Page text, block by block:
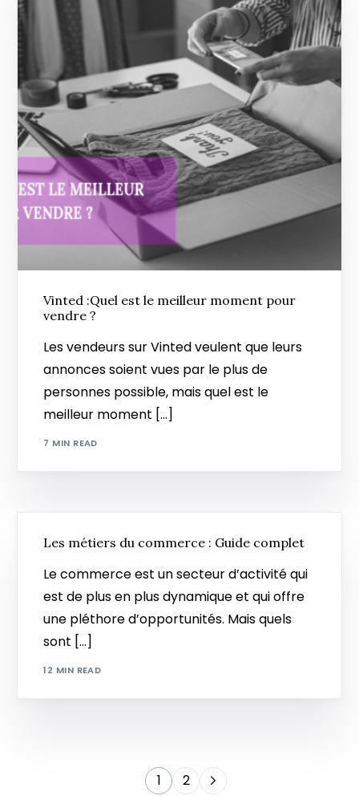
Vinted :Quel est le meilleur moment pour
vendre ?
Les vendeurs sur Vinted veulent que leurs
annonces soient vues par le plus de
personnes possible, mais quel est le
meilleur moment […]
7 MIN READ
Les métiers du commerce : Guide complet
Le commerce est un secteur d’activité qui
est de plus en plus dynamique et qui offre
une pléthore d’opportunités. Mais quels
sont […]
12 MIN READ
1 2